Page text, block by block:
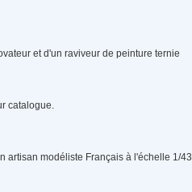
et d'un raviveur de peinture ternie
catalogue.
artisan modéliste Français à l'échelle 1/43.